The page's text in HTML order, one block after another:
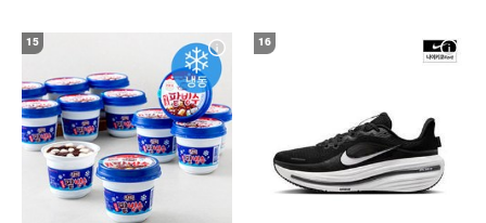
15 16